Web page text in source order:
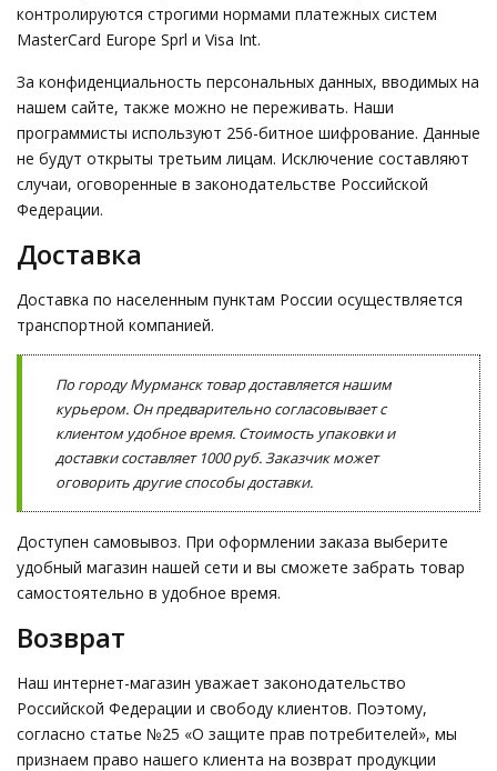
контролируются строгими нормами платежных систем
MasterCard Europe Sprl и Visa Int.
За конфиденциальность персональных данных, вводимых на
нашем сайте, также можно не переживать. Наши
программисты используют 256-битное шифрование. Данные
не будут открыты третьим лицам. Исключение составляют
случаи, оговоренные в законодательстве Российской
Федерации.
Доставка
Доставка по населенным пунктам России осуществляется
транспортной компанией.
По городу Мурманск товар доставляется нашим
курьером. Он предварительно согласовывает с
клиентом удобное время. Стоимость упаковки и
доставки составляет 1000 руб. Заказчик может
оговорить другие способы доставки.
Доступен самовывоз. При оформлении заказа выберите
удобный магазин нашей сети и вы сможете забрать товар
самостоятельно в удобное время.
Возврат
Наш интернет-магазин уважает законодательство
Российской Федерации и свободу клиентов. Поэтому,
согласно статье №25 «О защите прав потребителей», мы
признаем право нашего клиента на возврат продукции